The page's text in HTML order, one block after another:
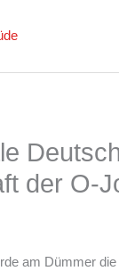
der O-
am Dümmer die